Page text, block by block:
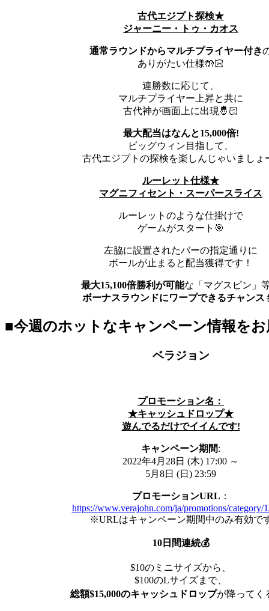
古代エジプト探検★
ジャーニー・トゥ・カオス
通常ラウンドからマルチプライヤー付き
ありがたい仕様🤲🏻
連勝数に応じて、
マルチプライヤー上昇と共に
古代神が画面上に出現🤴🏻
最大配当はなんと15,000倍!
ビッグウィン目指して、
古代エジプトの探検を楽しんじゃいましょ
ルーレット仕様★
マグニフィセント・スーパースライス
ルーレットのような仕掛けで
ゲームがスタート🎯
左脇に設置されたバーの指定通りに
ボールが止まると配当獲得です！
最大15,100倍勝利が可能な「マグスピン」等
ボーナスラウンドにワープできるチャンス
■今週のホットなキャンペーン情報を
ベラジョン
プロモーション名：
★キャッシュドロップ★
遊んでるだけでイイんです!
キャンペーン期間:
2022年4月28日 (木) 17:00 ～
5月8日 (日) 23:59
プロモーションURL ：
https://www.verajohn.com/ja/promotions/category/
※URLはキャンペーン期間中のみ有効で
10日間連続💰
$10のミニサイズから、
$100のLサイズまで、
総額$15,000のキャッシュドロップが降ってく